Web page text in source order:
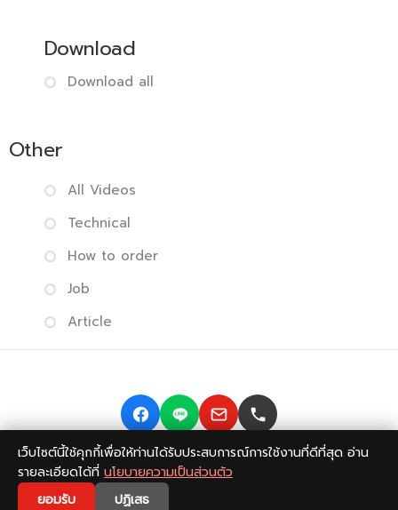
Download
Download all
Other
All Videos
Technical
How to order
Job
Article
Copyright © 2014-2026 BISMONPRINT Co.,LTD
Privacy
policy|Return Policy
เว็บไซต์นี้ใช้คุกกี้เพื่อให้ท่านได้รับประสบการณ์การใช้งานที่ดีที่สุด อ่าน
รายละเอียดได้ที่ นโยบายความเป็นส่วนตัว
ยอมรับ
ปฏิเสธ